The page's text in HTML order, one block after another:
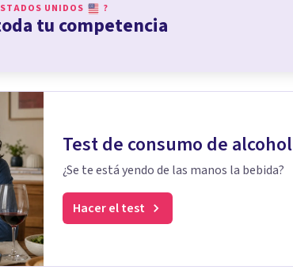
UNIDOS ?
tu competencia
Test de consumo de alcohol
¿Se te está yendo de las manos la bebida?
Hacer el test